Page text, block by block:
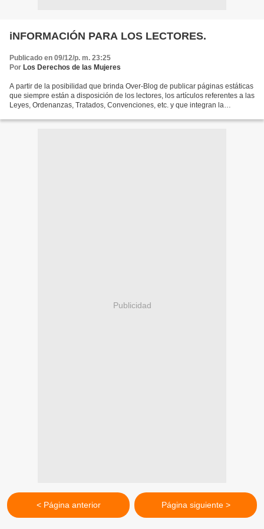
iNFORMACIÓN PARA LOS LECTORES.
Publicado en 09/12/p. m. 23:25
Por Los Derechos de las Mujeres
A partir de la posibilidad que brinda Over-Blog de publicar páginas estáticas
que siempre están a disposición de los lectores, los artículos referentes a las
Leyes, Ordenanzas, Tratados, Convenciones, etc. y que integran la
Publicidad
< Página anterior Página siguiente >